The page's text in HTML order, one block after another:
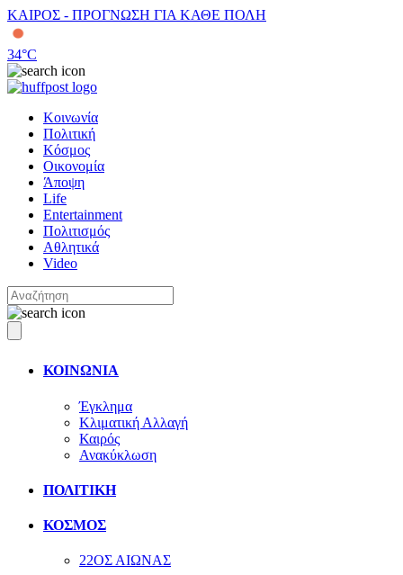
ΚΑΙΡΟΣ - ΠΡΟΓΝΩΣΗ ΓΙΑ ΚΑΘΕ ΠΟΛΗ
34°C
Κοινωνία
Πολιτική
Κόσμος
Οικονομία
Άποψη
Life
Entertainment
Πολιτισμός
Αθλητικά
Video
ΚΟΙΝΩΝΙΑ
Έγκλημα
Κλιματική Αλλαγή
Καιρός
Ανακύκλωση
ΠΟΛΙΤΙΚΗ
ΚΟΣΜΟΣ
22ΟΣ ΑΙΩΝΑΣ